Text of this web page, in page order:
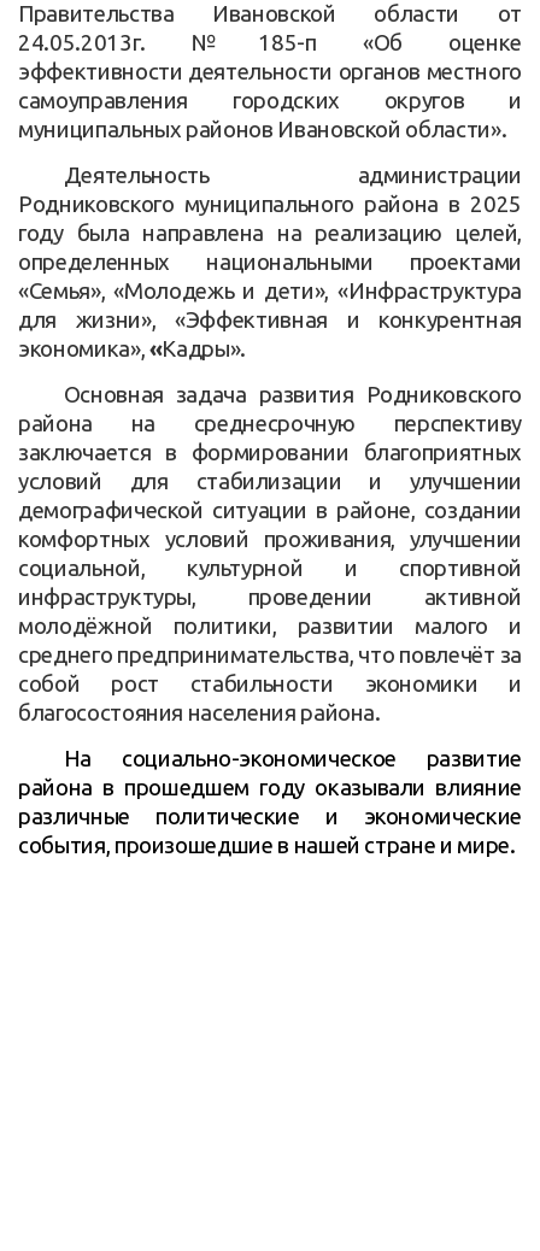
Правительства Ивановской области от
24.05.2013г. №185-п «Об оценке
эффективности деятельности органов местного
самоуправления городских округов и
муниципальных районов Ивановской области».
Деятельность администрации
Родниковского муниципального района в 2025
году была направлена на реализацию целей,
определенных национальными проектами
«Семья», «Молодежь и дети», «Инфраструктура
для жизни», «Эффективная и конкурентная
экономика»,«Кадры».
Основная задача развития Родниковского
района на среднесрочную перспективу
заключается в формировании благоприятных
условий для стабилизации и улучшении
демографической ситуации в районе, создании
комфортных условий проживания, улучшении
социальной, культурной и спортивной
инфраструктуры, проведении активной
молодёжной политики, развитии малого и
среднего предпринимательства, что повлечёт за
собой рост стабильности экономики и
благосостояния населения района.
На социально-экономическое развитие
района в прошедшем году оказывали влияние
различные политические и экономические
события, произошедшие в нашей стране и мире.